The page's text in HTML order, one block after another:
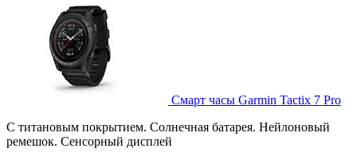
Смарт часы Garmin Tactix 7 Pro
С титановым покрытием. Солнечная батарея. Нейлоновый
ремешок. Сенсорный дисплей